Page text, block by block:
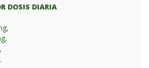
DOSIS DIARIA